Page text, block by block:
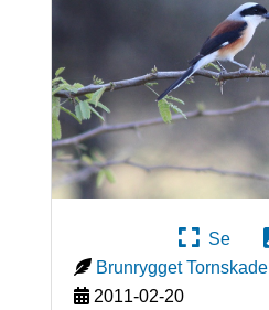
Se
Brunrygget Tornskade
2011-02-20